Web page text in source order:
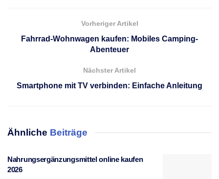
Vorheriger Artikel
Fahrrad-Wohnwagen kaufen: Mobiles Camping-
Abenteuer
Nächster Artikel
Smartphone mit TV verbinden: Einfache Anleitung
Ähnliche Beiträge
Nahrungsergänzungsmittel online kaufen
2026